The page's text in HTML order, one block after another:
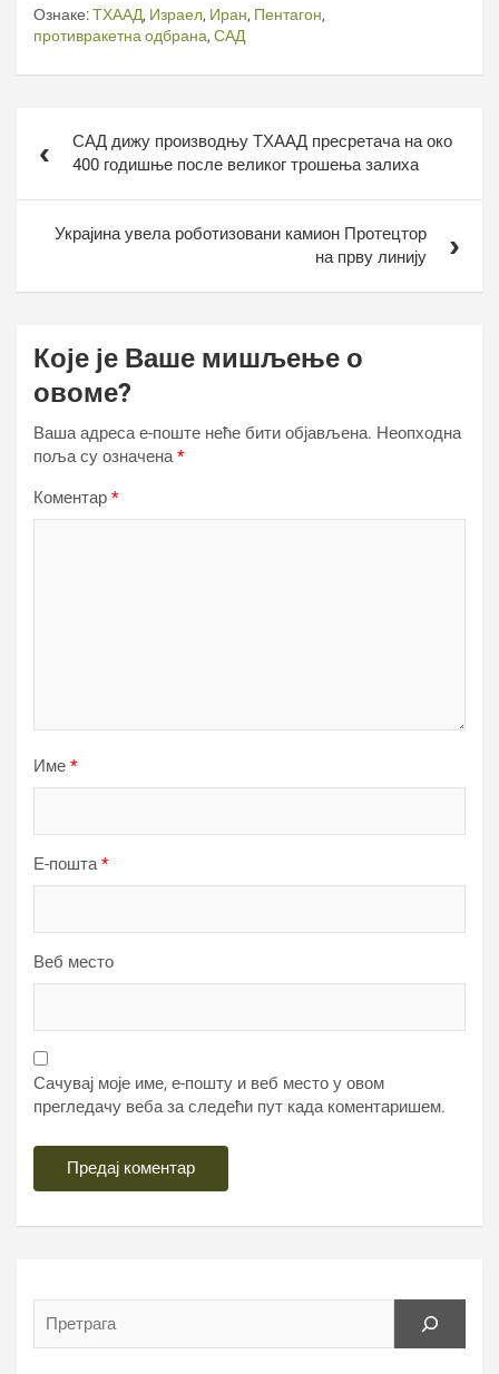
Ознаке:ТХААД, Израел, Иран, Пентагон,
противракетна одбрана, САД
чланкаСАД дижу производњу ТХААД пресретача на око
400 годишње после великог трошења залиха
Украјина увела роботизовани камион Протецтор
на прву линију
Које је Ваше мишљење о
овоме?
Ваша адреса е-поште неће бити објављена. Неопходна
поља су означена*
Коментар *
Име *
Е-пошта*
Веб место
Сачувај моје име, е-пошту и веб место у овом
прегледачу веба за следећи пут када коментаришем.